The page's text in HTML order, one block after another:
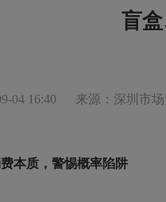
盲
04 16:40 来源：深圳市
本质，警惕概率陷阱